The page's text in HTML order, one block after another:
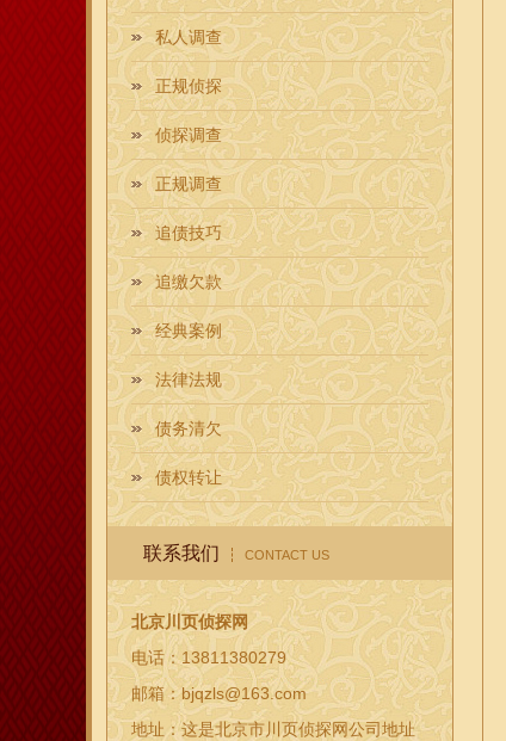
私人调查
正规侦探
侦探调查
正规调查
追债技巧
追缴欠款
经典案例
法律法规
债务清欠
债权转让
联系我们 CONTACT US
北京川页侦探网
电话：13811380279
邮箱：bjqzls@163.com
地址：这是北京市川页侦探网公司地址